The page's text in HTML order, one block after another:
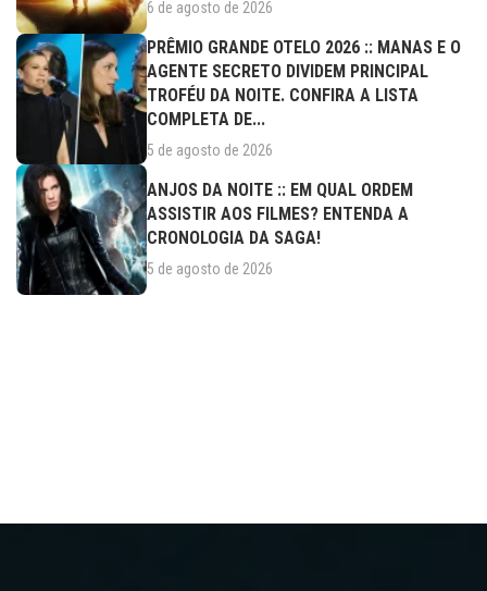
6 de agosto de 2026
PRÊMIO GRANDE OTELO 2026 :: MANAS E O
AGENTE SECRETO DIVIDEM PRINCIPAL
TROFÉU DA NOITE. CONFIRA A LISTA
COMPLETA DE...
5 de agosto de 2026
ANJOS DA NOITE :: EM QUAL ORDEM
ASSISTIR AOS FILMES? ENTENDA A
CRONOLOGIA DA SAGA!
5 de agosto de 2026